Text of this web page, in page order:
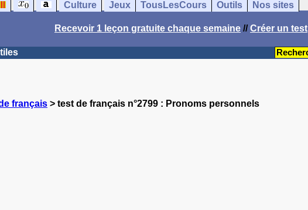
Culture Jeux TousLesCours Outils Nos sites
Recevoir 1 leçon gratuite chaque semaine //Créer un test
français > test de français n°2799 : Pronoms personnels